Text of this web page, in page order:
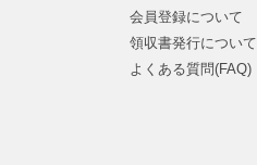
会員登録について
領収書発行について
よくある質問(FAQ)